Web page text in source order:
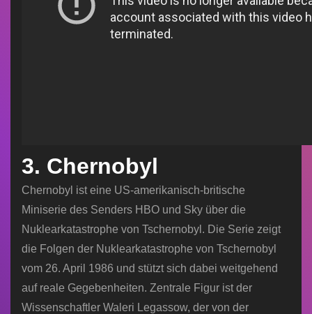
3. Chernobyl
Chernobyl ist eine US-amerikanisch-britische
Miniserie des Senders HBO und Sky über die
Nuklearkatastrophe von Tschernobyl. Die Serie zeigt
die Folgen der Nuklearkatastrophe von Tschernobyl
vom 26. April 1986 und stützt sich dabei weitgehend
auf reale Gegebenheiten. Zentrale Figur ist der
Wissenschaftler Waleri Legassow, der von der